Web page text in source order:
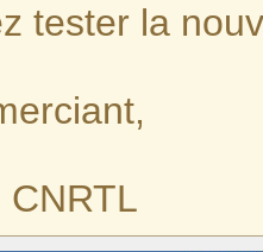
tester la
CNRTL